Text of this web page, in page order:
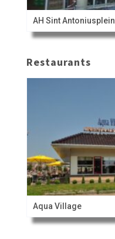
AH Sint Antoniusplein
Restaurants
Aqua Village